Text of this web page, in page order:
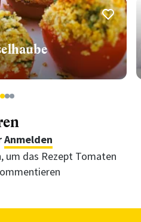
123
Anmelden
um das Rezept Tomaten